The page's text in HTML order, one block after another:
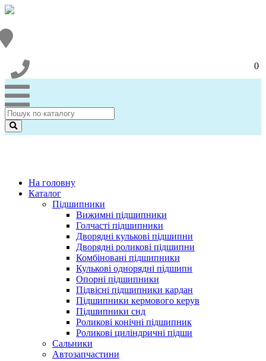
0
На головну
Каталог
Підшипники
Вижимні підшипники
Голчасті підшипники
Дворядні кулькові підшипни
Дворядні роликові підшипни
Комбіновані підшипники
Кулькові однорядні підшипн
Опорні підшипники
Підвісні підшипники кардан
Підшипники кермового керув
Підшипники снд
Роликові конічні підшипник
Роликові циліндричні підши
Сальники
Автозапчастини